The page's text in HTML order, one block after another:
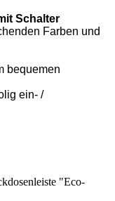
Schalter
Farben und
bequemen
ein- /
"Eco-